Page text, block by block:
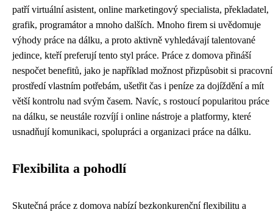
patří virtuální asistent, online marketingový specialista, překladatel,
grafik, programátor a mnoho dalších. Mnoho firem si uvědomuje
výhody práce na dálku, a proto aktivně vyhledávají talentované
jedince, kteří preferují tento styl práce. Práce z domova přináší
nespočet benefitů, jako je například možnost přizpůsobit si pracovní
prostředí vlastním potřebám, ušetřit čas i peníze za dojíždění a mít
větší kontrolu nad svým časem. Navíc, s rostoucí popularitou práce
na dálku, se neustále rozvíjí i online nástroje a platformy, které
usnadňují komunikaci, spolupráci a organizaci práce na dálku.
Flexibilita a pohodlí
Skutečná práce z domova nabízí bezkonkurenční flexibilitu a